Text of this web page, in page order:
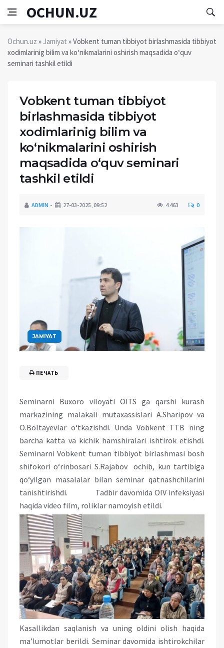
OCHUN.UZ
Ochun.uz » Jamiyat » Vobkent tuman tibbiyot birlashmasida tibbiyot
xodimlarinig bilim va ko‘nikmalarini oshirish maqsadida o‘quv
seminari tashkil etildi
Vobkent tuman tibbiyot
birlashmasida tibbiyot
xodimlarinig bilim va
ko‘nikmalarini oshirish
maqsadida o‘quv seminari
tashkil etildi
ADMIN 27-03-2025, 09:52 4 463 0
JAMIYAT
ПЕЧАТЬ
Seminarni Buxoro viloyati OITS ga qarshi kurash
markazining malakali mutaxassislari A.Sharipov va
O.Boltayevlar o‘tkazishdi. Unda Vobkent TTB ning
barcha katta va kichik hamshiralari ishtirok etishdi.
Seminarni Vobkent tuman tibbiyot birlashmasi bosh
shifokori o‘rinbosari S.Rajabov ochib, kun tartibiga
qo‘yilgan masalalar bilan seminar qatnashchilarini
tanishtirishdi. Tadbir davomida OIV infeksiyasi
haqida video film, roliklar namoyish etildi.
Kasallikdan saqlanish va uning oldini olish haqida
ma’lumotlar berildi. Seminar davomida ishtirokchilar